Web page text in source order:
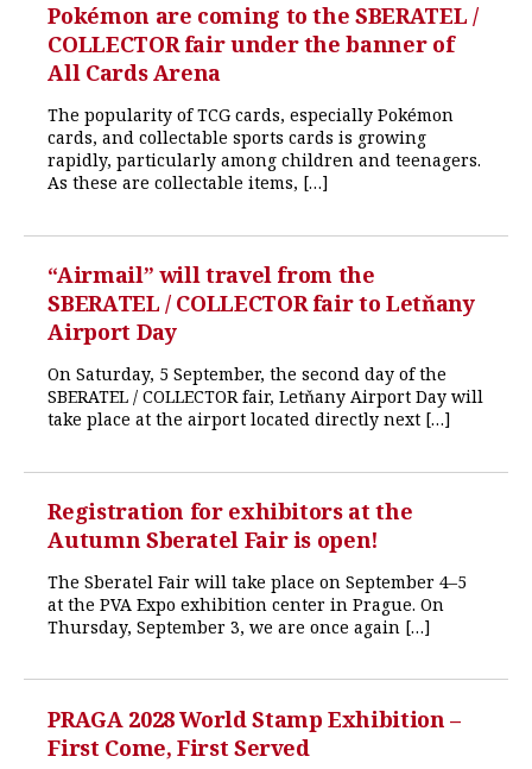
Pokémon are coming to the SBERATEL /
COLLECTOR fair under the banner of
All Cards Arena
The popularity of TCG cards, especially Pokémon
cards, and collectable sports cards is growing
rapidly, particularly among children and teenagers.
As these are collectable items, […]
“Airmail” will travel from the
SBERATEL / COLLECTOR fair to Letňany
Airport Day
On Saturday, 5 September, the second day of the
SBERATEL / COLLECTOR fair, Letňany Airport Day will
take place at the airport located directly next […]
Registration for exhibitors at the
Autumn Sberatel Fair is open!
The Sberatel Fair will take place on September 4–5
at the PVA Expo exhibition center in Prague. On
Thursday, September 3, we are once again […]
PRAGA 2028 World Stamp Exhibition –
First Come, First Served